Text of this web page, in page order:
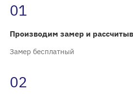
01
Производим замер и
Замер бесплатный
02